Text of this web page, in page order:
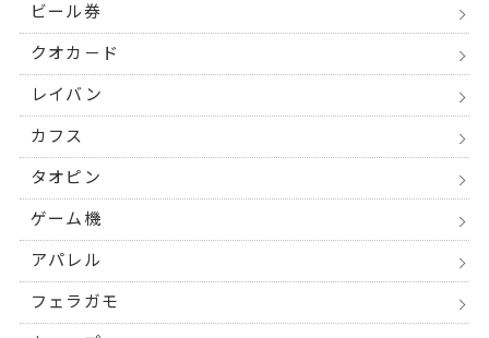
ビール券
クオカ－ド
レイバン
カフス
タオピン
ゲーム機
アパレル
フェラガモ